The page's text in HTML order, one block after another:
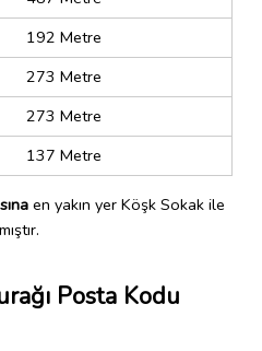
192 Metre
273 Metre
273 Metre
137 Metre
en yakın yer Köşk Sokak ile
Posta Kodu